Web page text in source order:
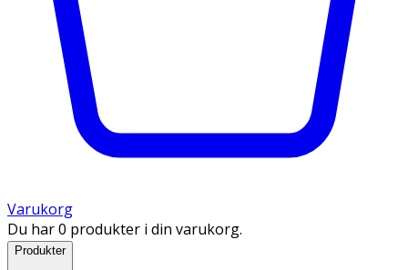
Varukorg
Du har 0 produkter i din varukorg.
Produkter